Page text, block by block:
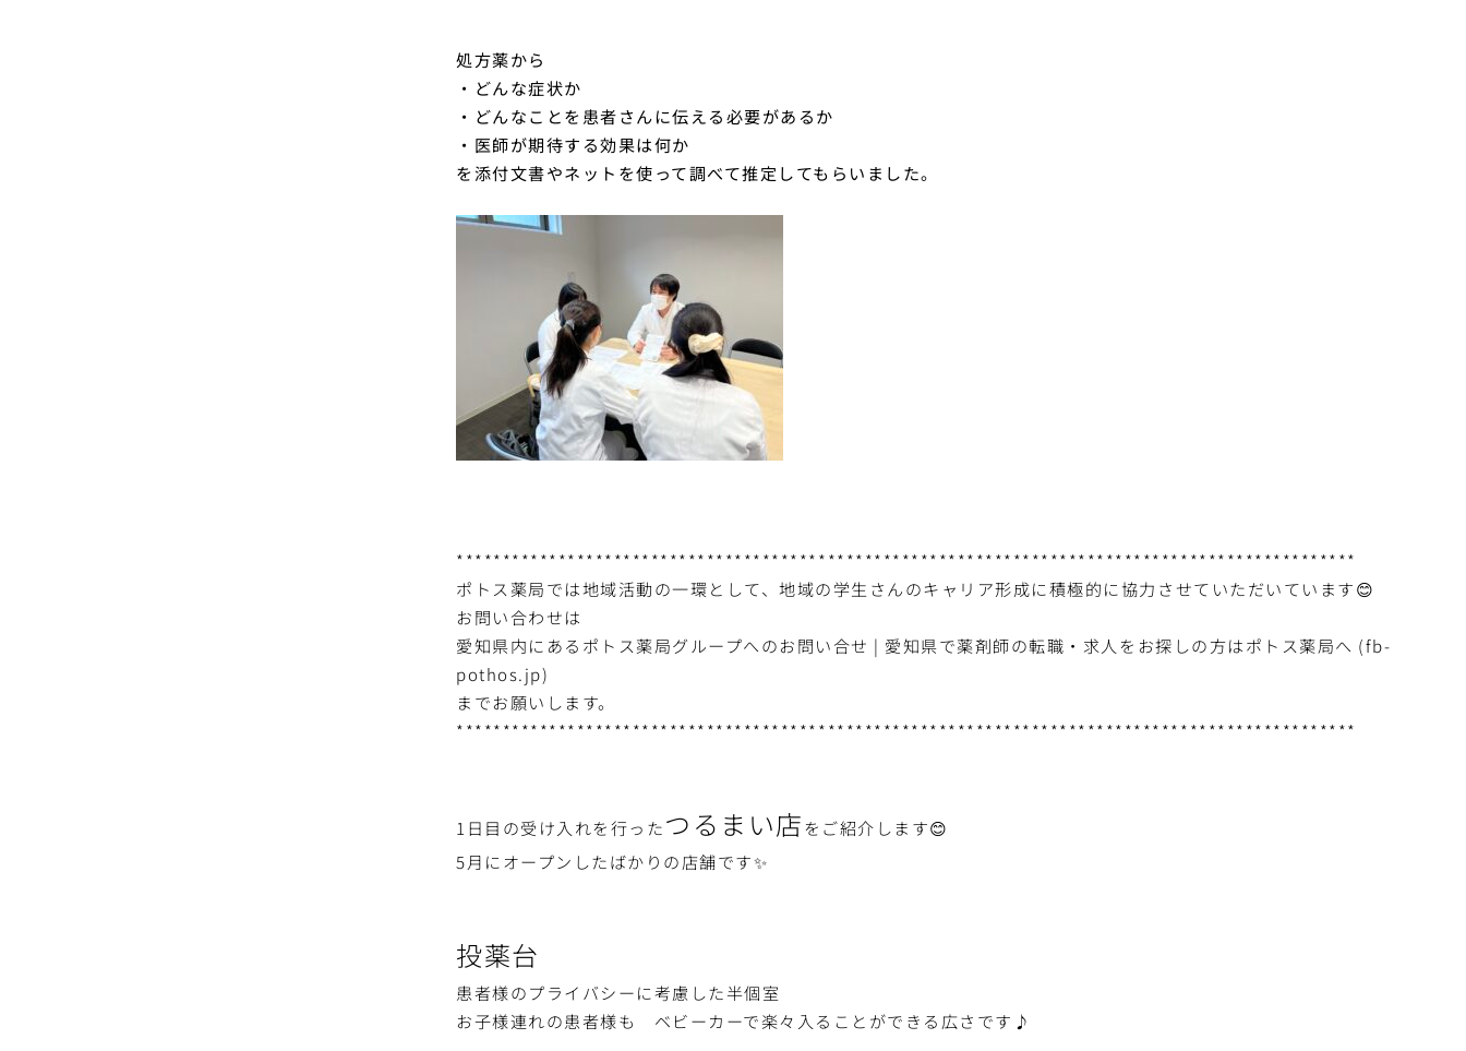
処方薬から
・どんな症状か
・どんなことを患者さんに伝える必要があるか
・医師が期待する効果は何か
を添付文書やネットを使って調べて推定してもらいました。
*************************************************************************************************
ポトス薬局では地域活動の一環として、地域の学生さんのキャリア形成に積極的に協力させていただいています😊
お問い合わせは
愛知県内にあるポトス薬局グループへのお問い合せ | 愛知県で薬剤師の転職・求人をお探しの方はポトス薬局へ (fb-
pothos.jp)
までお願いします。
*************************************************************************************************
1日目の受け入れを行ったつるまい店をご紹介します😊
5月にオープンしたばかりの店舗です✨
投薬台
患者様のプライバシーに考慮した半個室
お子様連れの患者様も ベビーカーで楽々入ることができる広さです♪